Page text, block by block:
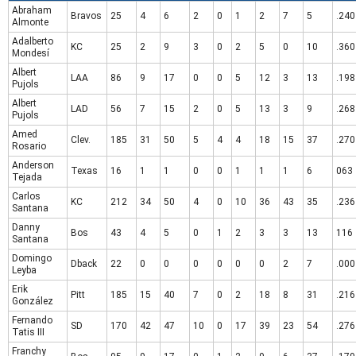
Abraham
Almonte
Bravos 25 4 6 2 0 1 2 7 5 .240
Adalberto
Mondesí
KC 25 2 9 3 0 2 5 0 10 .360
Albert
Pujols
LAA 86 9 17 0 0 5 12 3 13 .198
Albert
Pujols
LAD 56 7 15 2 0 5 13 3 9 .268
Amed
Rosario
Clev. 185 31 50 5 4 4 18 15 37 .270
Anderson
Tejada
Texas 16 1 1 0 0 1 1 1 6 063
Carlos
Santana
KC 212 34 50 4 0 10 36 43 35 .236
Danny
Santana
Bos 43 4 5 0 1 2 3 3 13 116
Domingo
Leyba
Dback 22 0 0 0 0 0 0 2 7 .000
Erik
González
Pitt 185 15 40 7 0 2 18 8 31 .216
Fernando
Tatis III
SD 170 42 47 10 0 17 39 23 54 .276
Franchy